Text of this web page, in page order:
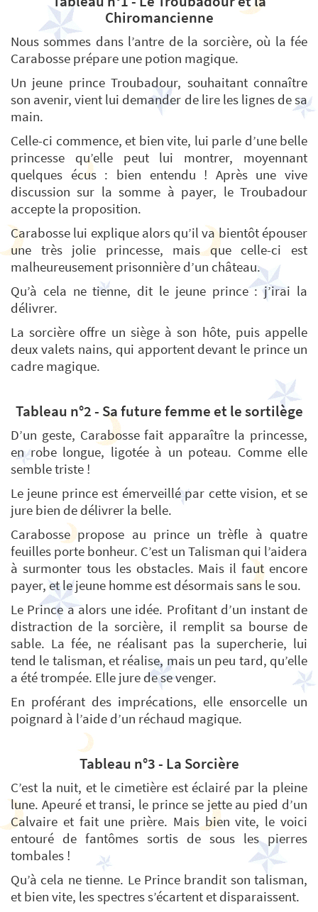
Chiromancienne
Nous sommes dans l’antre de la sorcière, où la fée
Carabosse prépare une potion magique.
Un jeune prince Troubadour, souhaitant connaître
son avenir, vient lui demander de lire les lignes de sa
main.
Celle-ci commence, et bien vite, lui parle d’une belle
princesse qu’elle peut lui montrer, moyennant
quelques écus : bien entendu ! Après une vive
discussion sur la somme à payer, le Troubadour
accepte la proposition.
Carabosse lui explique alors qu’il va bientôt épouser
une très jolie princesse, mais que celle-ci est
malheureusement prisonnière d’un château.
Qu’à cela ne tienne, dit le jeune prince : j’irai la
délivrer.
La sorcière offre un siège à son hôte, puis appelle
deux valets nains, qui apportent devant le prince un
cadre magique.
Tableau n°2 - Sa future femme et le sortilège
D’un geste, Carabosse fait apparaître la princesse,
en robe longue, ligotée à un poteau. Comme elle
semble triste !
Le jeune prince est émerveillé par cette vision, et se
jure bien de délivrer la belle.
Carabosse propose au prince un trèfle à quatre
feuilles porte bonheur. C’est un Talisman qui l’aidera
à surmonter tous les obstacles. Mais il faut encore
payer, et le jeune homme est désormais sans le sou.
Le Prince a alors une idée. Profitant d’un instant de
distraction de la sorcière, il remplit sa bourse de
sable. La fée, ne réalisant pas la supercherie, lui
tend le talisman, et réalise, mais un peu tard, qu’elle
a été trompée. Elle jure de se venger.
En proférant des imprécations, elle ensorcelle un
poignard à l’aide d’un réchaud magique.
Tableau n°3 - La Sorcière
C’est la nuit, et le cimetière est éclairé par la pleine
lune. Apeuré et transi, le prince se jette au pied d’un
Calvaire et fait une prière. Mais bien vite, le voici
entouré de fantômes sortis de sous les pierres
tombales !
Qu’à cela ne tienne. Le Prince brandit son talisman,
et bien vite, les spectres s’écartent et disparaissent.